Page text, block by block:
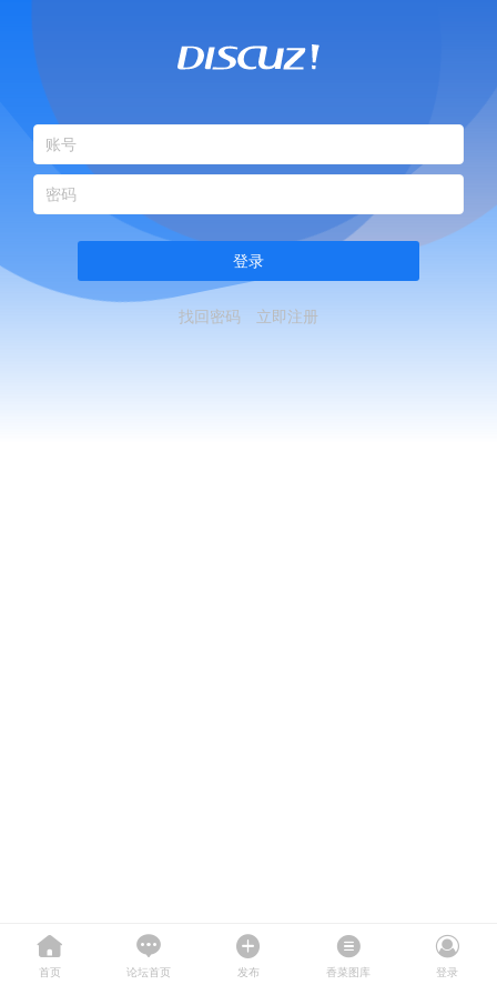
登录
找回密码 立即注册
首页 论坛首页 发布 香菜图库 登录